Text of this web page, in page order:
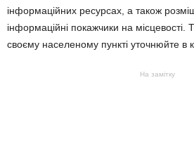
інформаційних ресурсах, а також
інформаційні покажчики на
своєму населеному пункті уточнюйте в
На замітку